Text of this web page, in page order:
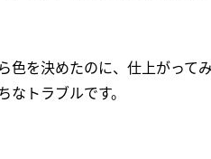
色を決めたのに、仕上がって
トラブルです。